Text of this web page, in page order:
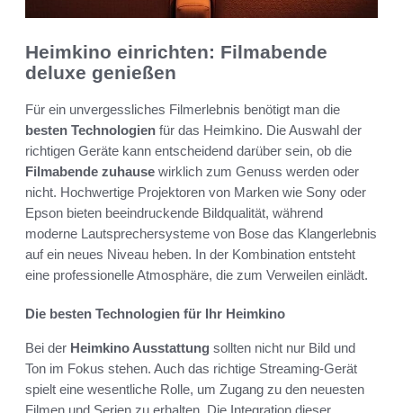
Heimkino einrichten: Filmabende
deluxe genießen
Für ein unvergessliches Filmerlebnis benötigt man die
besten Technologien für das Heimkino. Die Auswahl der
richtigen Geräte kann entscheidend darüber sein, ob die
Filmabende zuhause wirklich zum Genuss werden oder
nicht. Hochwertige Projektoren von Marken wie Sony oder
Epson bieten beeindruckende Bildqualität, während
moderne Lautsprechersysteme von Bose das Klangerlebnis
auf ein neues Niveau heben. In der Kombination entsteht
eine professionelle Atmosphäre, die zum Verweilen einlädt.
Die besten Technologien für Ihr Heimkino
Bei der Heimkino Ausstattung sollten nicht nur Bild und
Ton im Fokus stehen. Auch das richtige Streaming-Gerät
spielt eine wesentliche Rolle, um Zugang zu den neuesten
Filmen und Serien zu erhalten. Die Integration dieser